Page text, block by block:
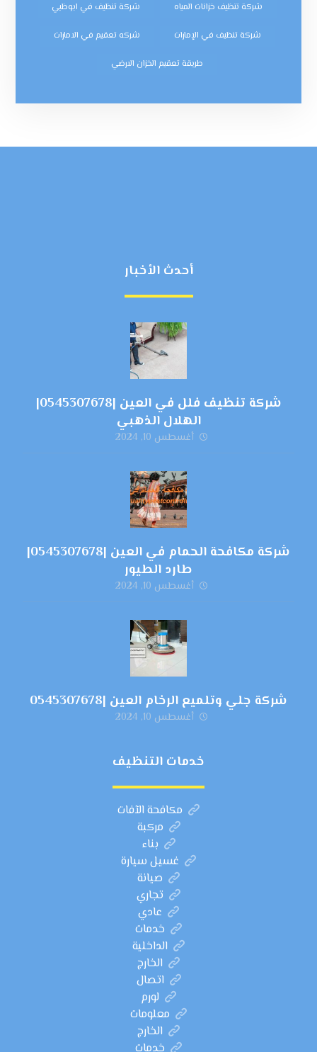
شركة تنظيف خزانات المياه شركة تنظيف في ابوظبي
شركة تنظيف في الإمارات شركه تعقيم في الامارات
طريقة تعقيم الخزان الارضي
أحدث الأخبار
شركة تنظيف فلل في العين |0545307678|
الهلال الذهبي
أغسطس 10, 2024
شركة مكافحة الحمام في العين |0545307678|
طارد الطيور
أغسطس 10, 2024
شركة جلي وتلميع الرخام العين |0545307678
أغسطس 10, 2024
خدمات التنظيف
مكافحة الآفات
مركبة
بناء
غسيل سيارة
صيانة
تجاري
عادي
خدمات
الداخلية
الخارج
اتصال
لورم
معلومات
الخارج